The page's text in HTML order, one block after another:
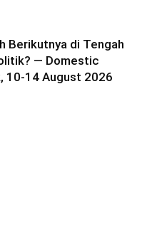
Berikutnya di Tengah
— Domestic
10-14 August 2026